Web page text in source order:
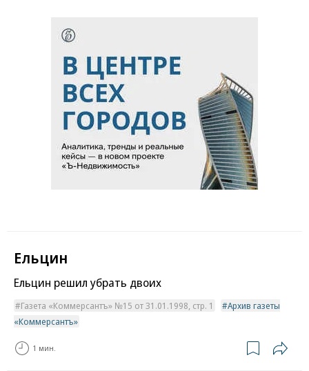
Ельцин
Ельцин решил убрать двоих
Газета «Коммерсантъ» №15 от 31.01.1998, стр. 1
Архив газеты
«Коммерсантъ»
1 мин.